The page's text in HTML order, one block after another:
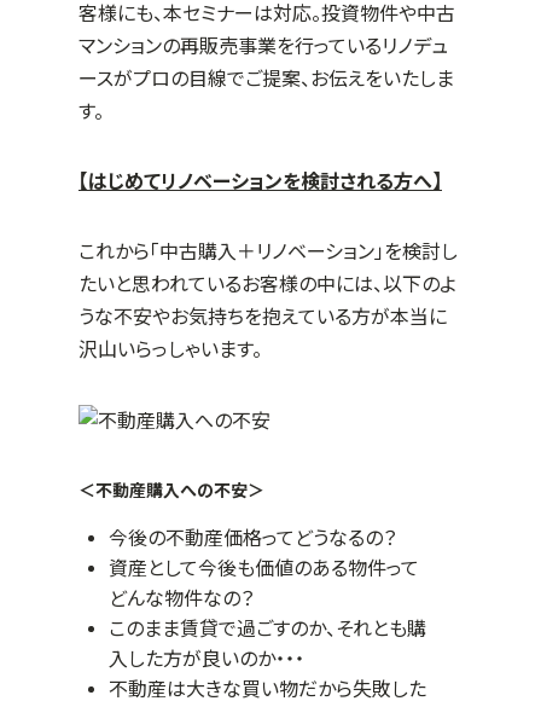
客様にも、本セミナーは対応。投資物件や中古
マンションの再販売事業を行っているリノデュ
ースがプロの目線でご提案、お伝えをいたしま
す。
【はじめてリノベーションを検討される方へ】
これから「中古購入＋リノベーション」を検討し
たいと思われているお客様の中には、以下のよ
うな不安やお気持ちを抱えている方が本当に
沢山いらっしゃいます。
＜不動産購入への不安＞
今後の不動産価格ってどうなるの？
資産として今後も価値のある物件って
どんな物件なの？
このまま賃貸で過ごすのか、それとも購
入した方が良いのか・・・
不動産は大きな買い物だから失敗した